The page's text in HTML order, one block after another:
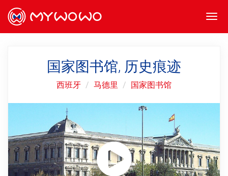
国家图书馆, 历史痕迹
西班牙 马德里 国家图书馆